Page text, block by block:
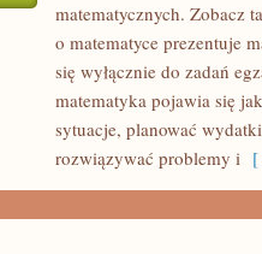
MATEMATYKAmatematycznych. Zobacz
o matematyce prezentuje
się wyłącznie do zadań
matematyka pojawia się
sytuacje, planować
rozwiązywać problemy i [